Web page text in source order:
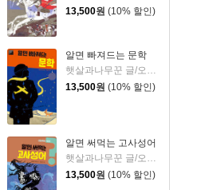
13,500원 (10% 할인)
알면 빠져드는 문학
13,500원 (10% 할인)
알면 써먹는 고사성어
13,500원 (10% 할인)